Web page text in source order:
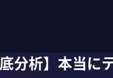
分析】本当に